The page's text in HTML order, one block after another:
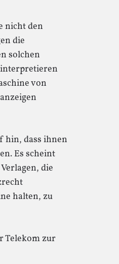
nicht den
die
solchen
von
hin, dass ihnen
Es scheint
die
halten, zu
Telekom zur